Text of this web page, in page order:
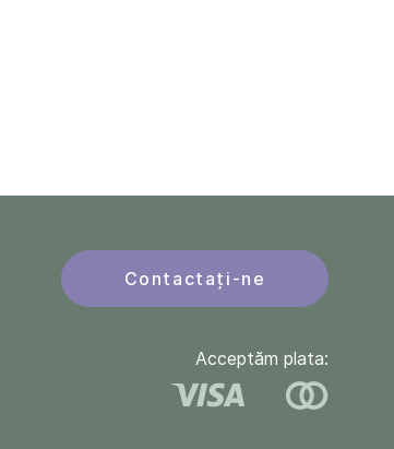
Contactați-ne
Acceptăm plata: